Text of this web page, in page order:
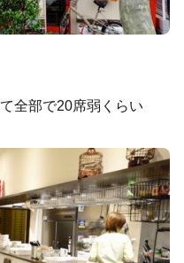
全部で20席弱くらい